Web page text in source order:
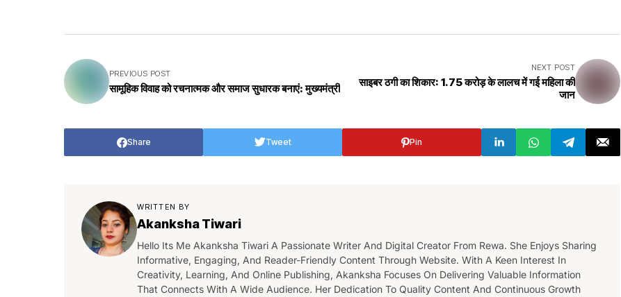
PREVIOUS POST
सामूहिक विवाह को रचनात्मक और समाज सुधारक बनाएं: मुख्यमंत्री
NEXT POST
साइबर ठगी का शिकार: 1.75 करोड़ के लालच में गई महिला की
जान
Share Tweet Pin
WRITTEN BY
Akanksha Tiwari
Hello Its Me Akanksha Tiwari A Passionate Writer And Digital Creator From Rewa. She Enjoys Sharing
Informative, Engaging, And Reader-Friendly Content Through Website. With A Keen Interest In
Creativity, Learning, And Online Publishing, Akanksha Focuses On Delivering Valuable Information
That Connects With A Wide Audience. Her Dedication To Quality Content And Continuous Growth